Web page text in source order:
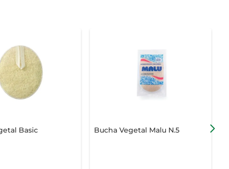
Basic Bucha Vegetal Malu N.5